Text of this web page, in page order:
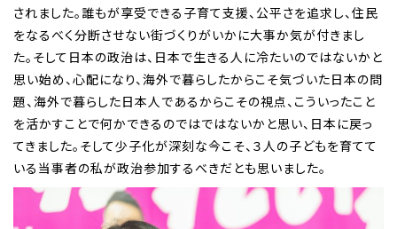
されました。誰もが享受できる子育て支援、公平さを追求し、住民
をなるべく分断させない街づくりがいかに大事か気が付きまし
た。そして日本の政治は、日本で生きる人に冷たいのではないかと
思い始め、心配になり、海外で暮らしたからこそ気づいた日本の問
題、海外で暮らした日本人であるからこその視点、こういったこと
を活かすことで何かできるのではではないかと思い、日本に戻っ
てきました。そして少子化が深刻な今こそ、３人の子どもを育てて
いる当事者の私が政治参加するべきだとも思いました。